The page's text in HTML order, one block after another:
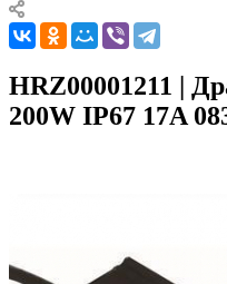
HRZ00001211 |
200W IP67 17A